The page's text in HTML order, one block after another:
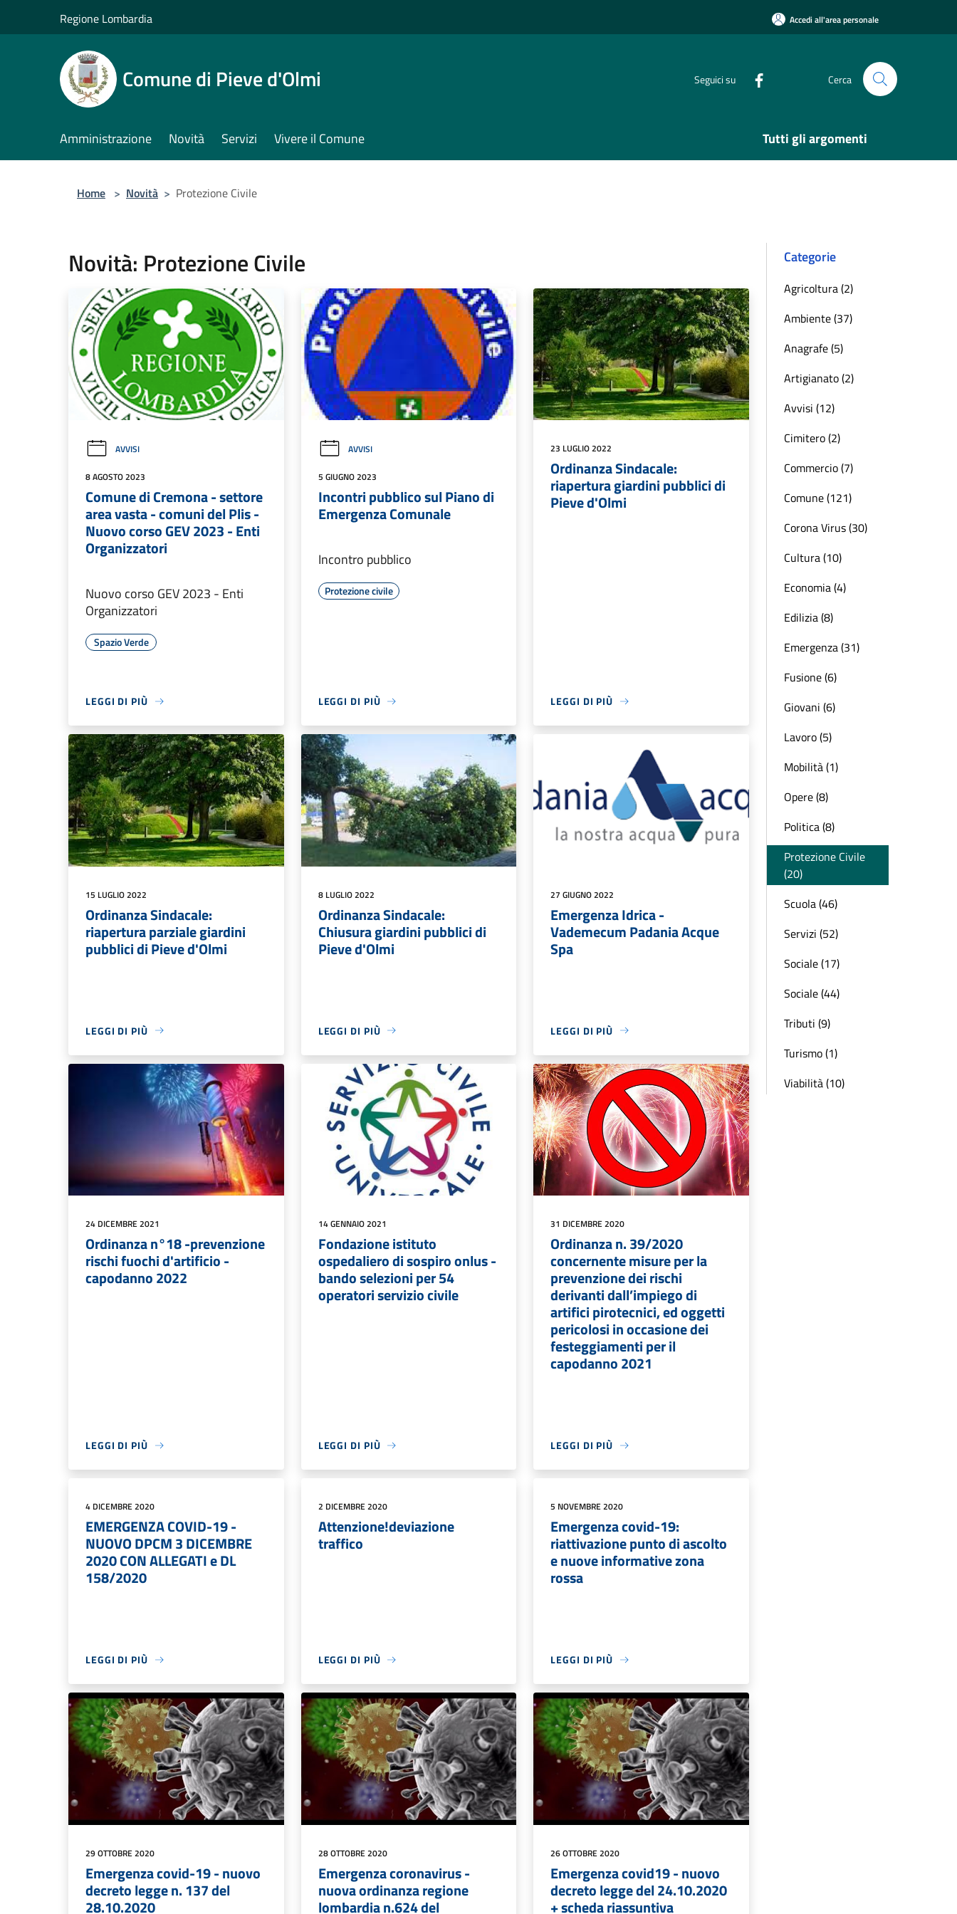
Regione Lombardia Accedi all'area personale
Comune di Pieve d'Olmi Seguici su Cerca
Amministrazione Novità Servizi Vivere il Comune Tutti gli argomenti
Home > Novità > Protezione Civile
Novità: Protezione Civile
AVVISI
8 AGOSTO 2023
Comune di Cremona - settore
area vasta - comuni del Plis -
Nuovo corso GEV 2023 - Enti
Organizzatori
Nuovo corso GEV 2023 - Enti
Organizzatori
Spazio Verde
LEGGI DI PIÙ
AVVISI
5 GIUGNO 2023
Incontri pubblico sul Piano di
Emergenza Comunale
Incontro pubblico
Protezione civile
LEGGI DI PIÙ
23 LUGLIO 2022
Ordinanza Sindacale:
riapertura giardini pubblici di
Pieve d'Olmi
LEGGI DI PIÙ
15 LUGLIO 2022
Ordinanza Sindacale:
riapertura parziale giardini
pubblici di Pieve d'Olmi
LEGGI DI PIÙ
8 LUGLIO 2022
Ordinanza Sindacale:
Chiusura giardini pubblici di
Pieve d'Olmi
LEGGI DI PIÙ
27 GIUGNO 2022
Emergenza Idrica -
Vademecum Padania Acque
Spa
LEGGI DI PIÙ
24 DICEMBRE 2021
Ordinanza n°18 -prevenzione
rischi fuochi d'artificio -
capodanno 2022
LEGGI DI PIÙ
14 GENNAIO 2021
Fondazione istituto
ospedaliero di sospiro onlus -
bando selezioni per 54
operatori servizio civile
LEGGI DI PIÙ
31 DICEMBRE 2020
Ordinanza n. 39/2020
concernente misure per la
prevenzione dei rischi
derivanti dall’impiego di
artifici pirotecnici, ed oggetti
pericolosi in occasione dei
festeggiamenti per il
capodanno 2021
LEGGI DI PIÙ
4 DICEMBRE 2020
EMERGENZA COVID-19 -
NUOVO DPCM 3 DICEMBRE
2020 CON ALLEGATI e DL
158/2020
LEGGI DI PIÙ
2 DICEMBRE 2020
Attenzione!deviazione
traffico
LEGGI DI PIÙ
5 NOVEMBRE 2020
Emergenza covid-19:
riattivazione punto di ascolto
e nuove informative zona
rossa
LEGGI DI PIÙ
29 OTTOBRE 2020
Emergenza covid-19 - nuovo
decreto legge n. 137 del
28.10.2020
28 OTTOBRE 2020
Emergenza coronavirus -
nuova ordinanza regione
lombardia n.624 del
26 OTTOBRE 2020
Emergenza covid19 - nuovo
decreto legge del 24.10.2020
+ scheda riassuntiva
Categorie
Agricoltura (2)
Ambiente (37)
Anagrafe (5)
Artigianato (2)
Avvisi (12)
Cimitero (2)
Commercio (7)
Comune (121)
Corona Virus (30)
Cultura (10)
Economia (4)
Edilizia (8)
Emergenza (31)
Fusione (6)
Giovani (6)
Lavoro (5)
Mobilità (1)
Opere (8)
Politica (8)
Protezione Civile
(20)
Scuola (46)
Servizi (52)
Sociale (17)
Sociale (44)
Tributi (9)
Turismo (1)
Viabilità (10)